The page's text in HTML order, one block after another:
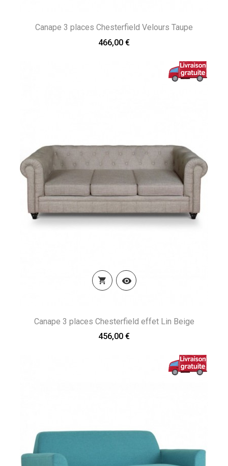
Canape 3 places Chesterfield Velours Taupe
466,00 €
 
Canape 3 places Chesterfield effet Lin Beige
456,00 €